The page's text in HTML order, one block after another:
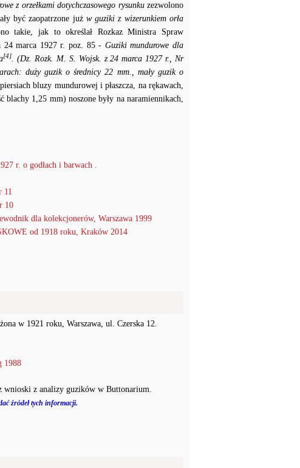
z orzełkami dotychczasowego rysunkuzezwolono
być zaopatrzone już w guziki z wizerunkiem orła
takie, jak to określał Rozkaz Ministra Spraw
24 marca 1927 r. poz. 85- Guziki mundurowe dla
[4]. (Dz. Rozk. M. S. Wojsk. z 24 marca 1927 r., Nr
duży guzik o średnicy 22 mm., mały guzik o
bluzy mundurowej i płaszcza, na rękawach,
blachy 1,25 mm) noszone były na naramiennikach,
r. o godłach i barwach .
11
10
dla kolekcjonerów, Warszawa 1999
od 1918 roku, Kraków 2014
w 1921 roku, Warszawa, ul. Czerska 12.
1988
wnioski z analizy guzików w Buttonarium.
źródeł tych informacji.